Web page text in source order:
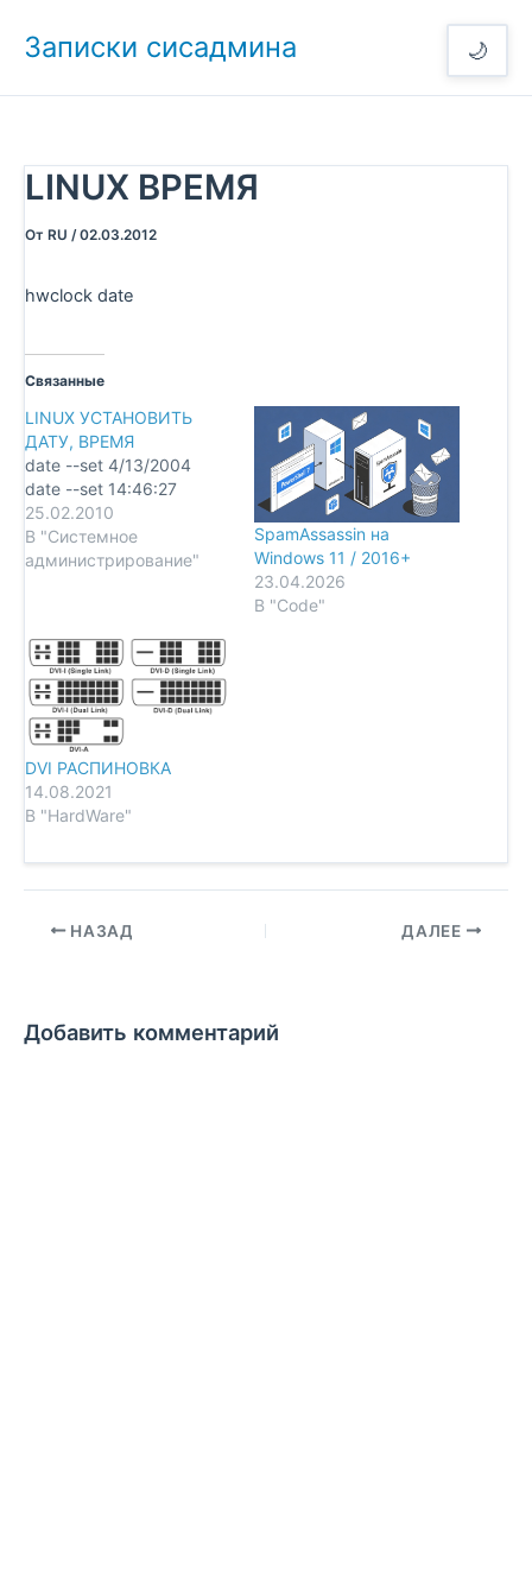
🌙
Записки сисадмина
LINUX ВРЕМЯ
От RU /02.03.2012
hwclock date
Связанные
LINUX УСТАНОВИТЬ
ДАТУ, ВРЕМЯ
date --set 4/13/2004
date --set 14:46:27
25.02.2010
В "Системное
администрирование"
SpamAssassin на
Windows 11 / 2016+
23.04.2026
В "Code"
DVI РАСПИНОВКА
14.08.2021
В "HardWare"
НАЗАД ДАЛЕЕ
Добавить комментарий